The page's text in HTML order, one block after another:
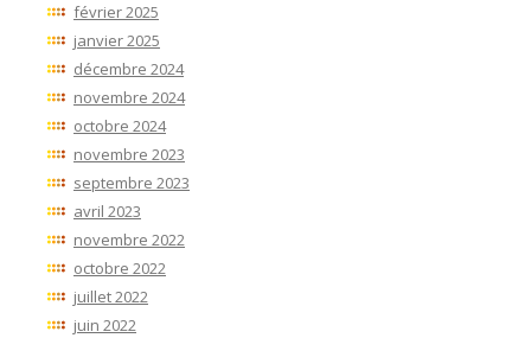
février 2025
janvier 2025
décembre 2024
novembre 2024
octobre 2024
novembre 2023
septembre 2023
avril 2023
novembre 2022
octobre 2022
juillet 2022
juin 2022